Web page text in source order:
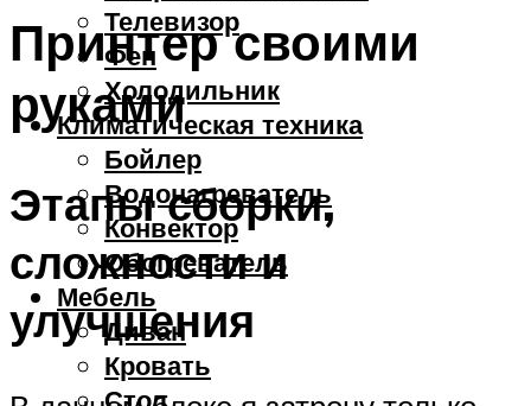
Телевизор
Фен
Холодильник
Климатическая техника
Бойлер
Водонагреватель
Конвектор
Обогреватель
Мебель
Диван
Кровать
Принтер своими
руками
Этапы сборки,
сложности и
улучшения